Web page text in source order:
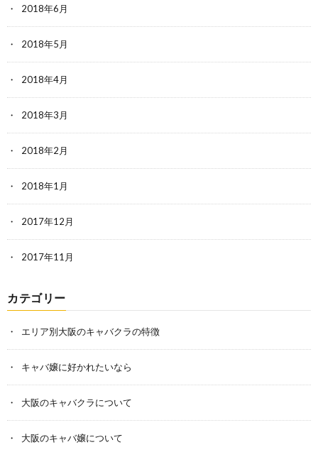
2018年6月
2018年5月
2018年4月
2018年3月
2018年2月
2018年1月
2017年12月
2017年11月
カテゴリー
エリア別大阪のキャバクラの特徴
キャバ嬢に好かれたいなら
大阪のキャバクラについて
大阪のキャバ嬢について